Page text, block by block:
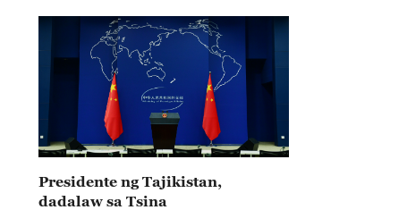
Presidente ng Tajikistan,
dadalaw sa Tsina